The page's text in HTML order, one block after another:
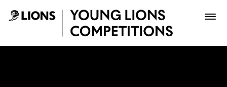
Saltar al contenido principal